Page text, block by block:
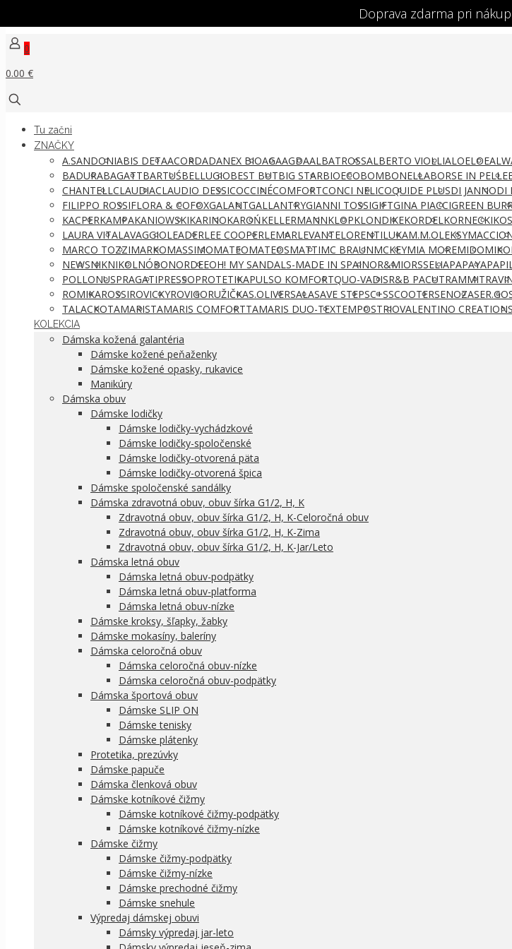
0
0.00 €
Tu začni
ZNAČKY
A.SANDONIABIS DETAACORDADANEX BIOAGAAGDAALBATROSSALBERTO VIOLLIALOELOE
BADURABAGATTBARTUŚBELLUGIOBEST BUTBIG STARBIOECOBOMBONELLABORSE IN PELLE
CHANTELLCLAUDIACLAUDIO DESSICOCCINÉCOMFORTCONCI NELICOQUIDE PLUSDI JANNODI
FILIPPO ROSSIFLORA & COFOXGALANTGALLANTRYGIANNI TOSSIGIFTGINA PIACCIGREEN
KACPERKAMPAKANIOWSKIKARINOKAROŃKELLERMANNKLOPKLONDIKEKORDELKORNECKI
LAURA VITALAVAGGIOLEADERLEE COOPERLEMARLEVANTELORENTILUKAM.M.OLEKSY
MARCO TOZZIMARKOMASSIMOMATEOMATEOSMATTIMC BRAUNMCKEYMIA MOREMIDOMIKO
NEWSNIKNIKOLNÓBONORDEEOH! MY SANDALS-MADE IN SPAINOR&MIORSSELIAPAPAYA
POLLONUSPRAGATIPRESSOPROTETIKAPULSO KOMFORTQUO-VADISR&B PACUTRAMMIT
ROMIKAROSSIROVICKYROVIGORUŽIČKAS.OLIVERSALASAVE STEPSC+SSCOOTERSENOZASER.GO
TALACKOTAMARISTAMARIS COMFORTTAMARIS DUO-TEXTEMPOSTRIOVALENTINO CREATIONS
KOLEKCIA
Dámska kožená galantéria
Dámske kožené peňaženky
Dámske kožené opasky, rukavice
Manikúry
Dámska obuv
Dámske lodičky
Dámske lodičky-vychádzkové
Dámske lodičky-spoločenské
Dámske lodičky-otvorená päta
Dámske lodičky-otvorená špica
Dámske spoločenské sandálky
Dámska zdravotná obuv, obuv šírka G1/2, H, K
Zdravotná obuv, obuv šírka G1/2, H, K-Celoročná obuv
Zdravotná obuv, obuv šírka G1/2, H, K-Zima
Zdravotná obuv, obuv šírka G1/2, H, K-Jar/Leto
Dámska letná obuv
Dámska letná obuv-podpätky
Dámska letná obuv-platforma
Dámska letná obuv-nízke
Dámske kroksy, šľapky, žabky
Dámske mokasíny, baleríny
Dámska celoročná obuv
Dámska celoročná obuv-nízke
Dámska celoročná obuv-podpätky
Dámska športová obuv
Dámske SLIP ON
Dámske tenisky
Dámske plátenky
Protetika, prezúvky
Dámske papuče
Dámska členková obuv
Dámske kotníkové čižmy
Dámske kotníkové čižmy-podpätky
Dámske kotníkové čižmy-nízke
Dámske čižmy
Dámske čižmy-podpätky
Dámske čižmy-nízke
Dámske prechodné čižmy
Dámske snehule
Výpredaj dámskej obuvi
Dámsky výpredaj jar-leto
Doprava zdarma pri